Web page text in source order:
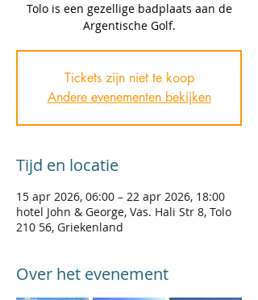
Tolo is een gezellige badplaats aan de
Argentische Golf.
Tickets zijn niet te koop
Andere evenementen bekijken
Tijd en locatie
15 apr 2026, 06:00 – 22 apr 2026, 18:00
hotel John & George, Vas. Hali Str 8, Tolo
210 56, Griekenland
Over het evenement